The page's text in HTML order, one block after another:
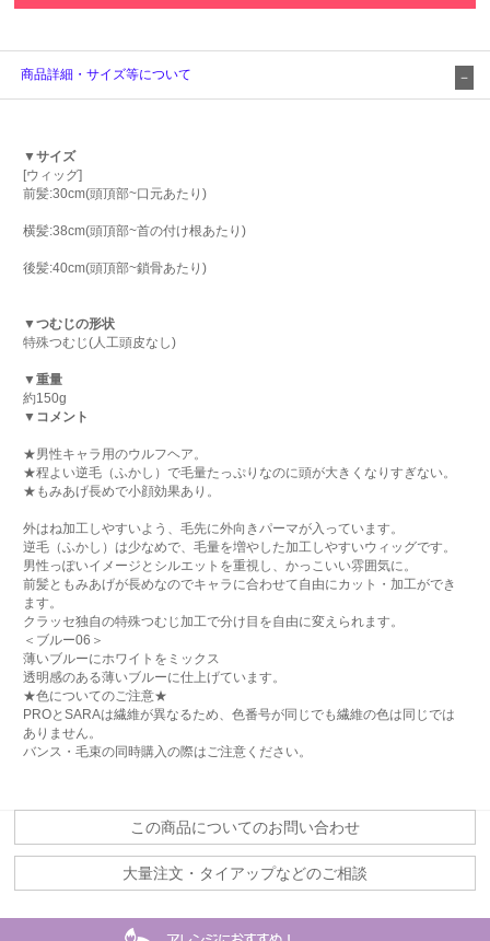
商品詳細・サイズ等について
▼サイズ
[ウィッグ]
前髪:30cm(頭頂部~口元あたり)
横髪:38cm(頭頂部~首の付け根あたり)
後髪:40cm(頭頂部~鎖骨あたり)
▼つむじの形状
特殊つむじ(人工頭皮なし)
▼重量
約150g
▼コメント
★男性キャラ用のウルフヘア。
★程よい逆毛（ふかし）で毛量たっぷりなのに頭が大きくなりすぎない。
★もみあげ長めで小顔効果あり。
外はね加工しやすいよう、毛先に外向きパーマが入っています。
逆毛（ふかし）は少なめで、毛量を増やした加工しやすいウィッグです。
男性っぽいイメージとシルエットを重視し、かっこいい雰囲気に。
前髪ともみあげが長めなのでキャラに合わせて自由にカット・加工ができ
ます。
クラッセ独自の特殊つむじ加工で分け目を自由に変えられます。
＜ブルー06＞
薄いブルーにホワイトをミックス
透明感のある薄いブルーに仕上げています。
★色についてのご注意★
PROとSARAは繊維が異なるため、色番号が同じでも繊維の色は同じでは
ありません。
バンス・毛束の同時購入の際はご注意ください。
この商品についてのお問い合わせ
大量注文・タイアップなどのご相談